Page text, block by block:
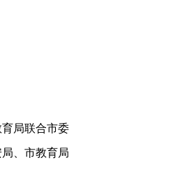
局联合市委
、市教育局